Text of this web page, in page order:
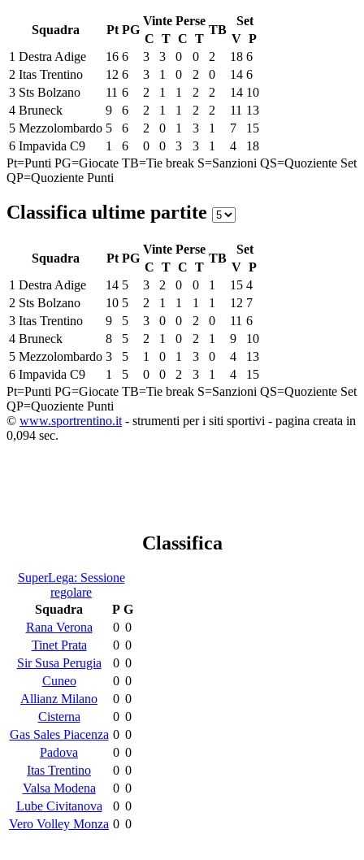
Squadra Pt PG
Vinte Perse
TB
Set
C T C T V P
1 Destra Adige 16 6 3 3 0 0 2 18 6
2 Itas Trentino 12 6 3 1 0 2 0 14 6
3 Sts Bolzano 11 6 2 1 1 2 2 14 10
4 Bruneck 9 6 2 1 1 2 2 11 13
5 Mezzolombardo 5 6 2 0 1 3 1 7
15
6 Impavida C9 1 6 0 0 3 3 1 4
18
Pt=Punti PG=Giocate TB=Tie break S=Sanzioni QS=Quoziente Set
QP=Quoziente Punti
Classifica ultime partite
Squadra Pt PG
Vinte Perse
TB
Set
C T C T V P
1 Destra Adige 14 5 3 2 0 0 1 15 4
2 Sts Bolzano 10 5 2 1 1 1 1 12 7
3 Itas Trentino 9 5 3 0 0 2 0 11 6
4 Bruneck 8 5 2 1 0 2 1 9
10
5 Mezzolombardo 3 5 1 0 1 3 0 4
13
6 Impavida C9 1 5 0 0 2 3 1 4
15
Pt=Punti PG=Giocate TB=Tie break S=Sanzioni QS=Quoziente Set
QP=Quoziente Punti
© www.sportrentino.it - strumenti per i siti sportivi - pagina creata in
0,094 sec.
Classifica
SuperLega: Sessione
regolare
Squadra
P G
Rana Verona
0 0
Tinet Prata
0 0
Sir Susa Perugia
0 0
Cuneo
0 0
Allianz Milano
0 0
Cisterna
0 0
Gas Sales Piacenza 0 0
Padova
0 0
Itas Trentino
0 0
Valsa Modena
0 0
Lube Civitanova
0 0
Vero Volley Monza 0 0